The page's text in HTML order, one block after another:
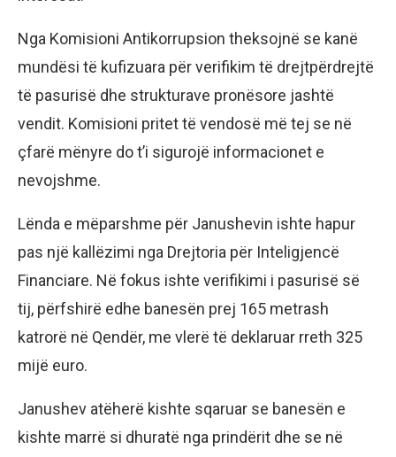
Nga Komisioni Antikorrupsion theksojnë se kanë
mundësi të kufizuara për verifikim të drejtpërdrejtë
të pasurisë dhe strukturave pronësore jashtë
vendit. Komisioni pritet të vendosë më tej se në
çfarë mënyre do t’i sigurojë informacionet e
nevojshme.
Lënda e mëparshme për Janushevin ishte hapur
pas një kallëzimi nga Drejtoria për Inteligjencë
Financiare. Në fokus ishte verifikimi i pasurisë së
tij, përfshirë edhe banesën prej 165 metrash
katrorë në Qendër, me vlerë të deklaruar rreth 325
mijë euro.
Janushev atëherë kishte sqaruar se banesën e
kishte marrë si dhuratë nga prindërit dhe se në